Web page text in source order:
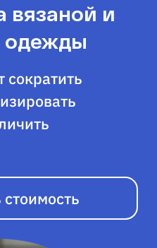
вязаной и
одежды
сократить
стоимость